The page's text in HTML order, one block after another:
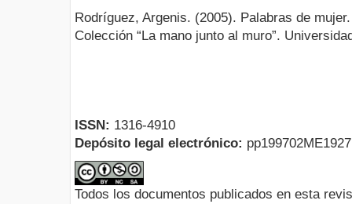
Rodríguez, Argenis. (2005). Palabras de
Colección “La mano junto al muro”.
ISSN: 1316-4910
Depósito legal electrónico:
Todos los documentos publicados en esta